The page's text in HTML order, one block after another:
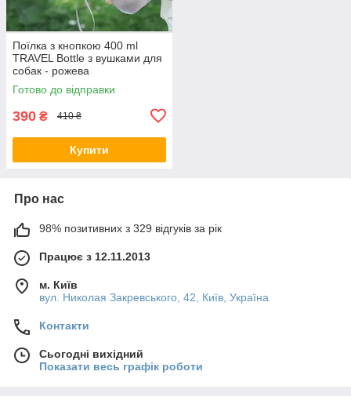
Поїлка з кнопкою 400 ml
TRAVEL Bottle з вушками для
собак - рожева
Готово до відправки
390 ₴ 410 ₴
Купити
Про нас
98% позитивних з 329 відгуків за рік
Працює з 12.11.2013
м. Київ
вул. Николая Закревського, 42, Київ, Україна
Контакти
Сьогодні вихідний
Показати весь графік роботи